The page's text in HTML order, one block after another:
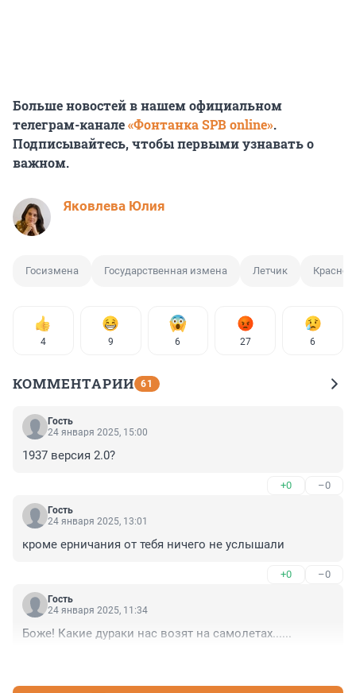
Больше новостей в нашем официальном
телеграм-канале«Фонтанка SPB online».
Подписывайтесь, чтобы первыми узнавать о
важном.
Яковлева Юлия
Госизмена Государственная измена Летчик
4 9 6 27 6
КОММЕНТАРИИ 61
Гость
24 января 2025, 15:00
1937 версия 2.0?
+0 –0
Гость
24 января 2025, 13:01
кроме ерничания от тебя ничего не услышали
+0 –0
Гость
24 января 2025, 11:34
Боже! Какие дураки нас возят на самолетах......